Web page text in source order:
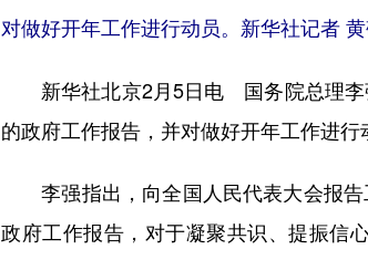
对做好开年工作进行动员。新华社记者
新华社北京2月5日电 国务院总理李强
的政府工作报告，并对做好开年工作进行
李强指出，向全国人民代表大会报告
政府工作报告，对于凝聚共识、提振信